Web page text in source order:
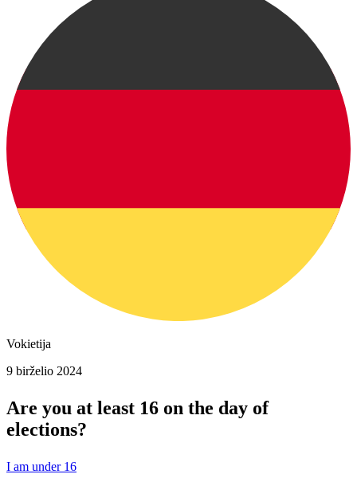
Vokietija
9 birželio 2024
Are you at least 16 on the day of
elections?
I am under 16